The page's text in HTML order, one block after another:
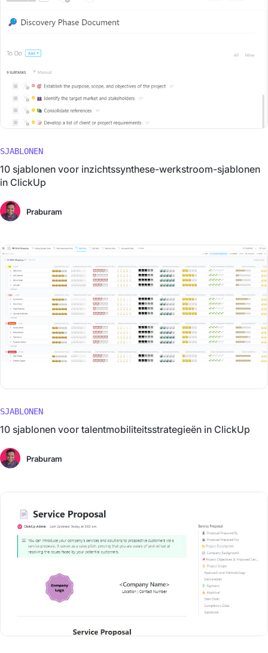
SJABLONEN
10 sjablonen voor inzichtssynthese-werkstroom-sjablonen
in ClickUp
Praburam
SJABLONEN
10 sjablonen voor talentmobiliteitsstrategieën in ClickUp
Praburam